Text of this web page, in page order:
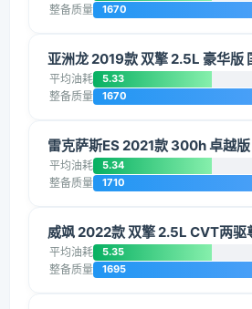
整备质量 1670
亚洲龙 2019款 双擎 2.5L 豪华版
平均油耗 5.33
整备质量 1670
雷克萨斯ES 2021款 300h 卓越版
平均油耗 5.34
整备质量 1710
威飒 2022款 双擎 2.5L CVT两驱
平均油耗 5.35
整备质量 1695